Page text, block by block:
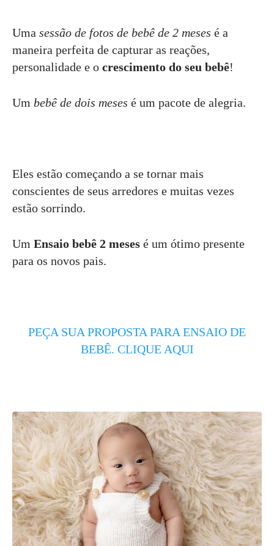
Uma sessão de fotos de bebê de 2 meses é a
maneira perfeita de capturar as reações,
personalidade e o crescimento do seu bebê!
Um bebê de dois meses é um pacote de alegria.
Eles estão começando a se tornar mais
conscientes de seus arredores e muitas vezes
estão sorrindo.
Um Ensaio bebê 2 meses é um ótimo presente
para os novos pais.
PEÇA SUA PROPOSTA PARA ENSAIO DE
BEBÊ. CLIQUE AQUI